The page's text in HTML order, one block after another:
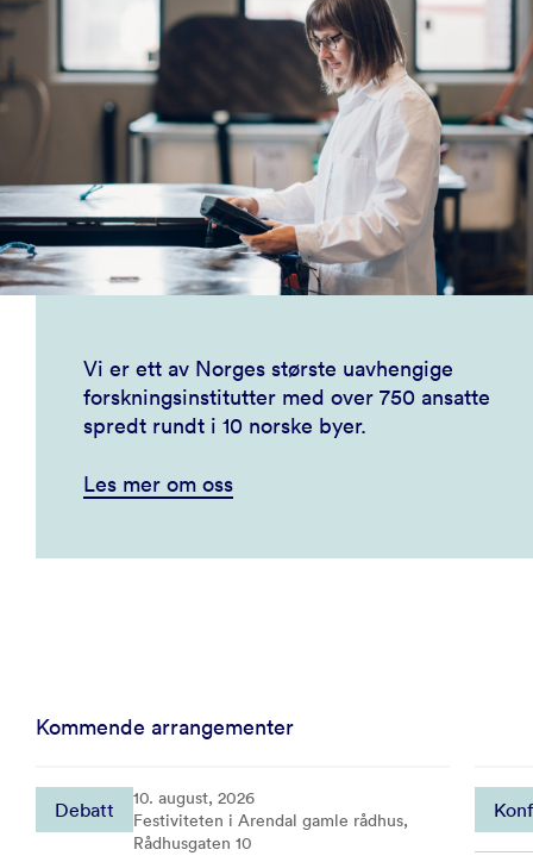
Vi er ett av Norges største uavhengige
forskningsinstitutter med over 750 ansatte
spredt rundt i 10 norske byer.
Les mer om oss
Kommende arrangementer
Debatt
10. august, 2026
Festiviteten i Arendal gamle rådhus,
Rådhusgaten 10